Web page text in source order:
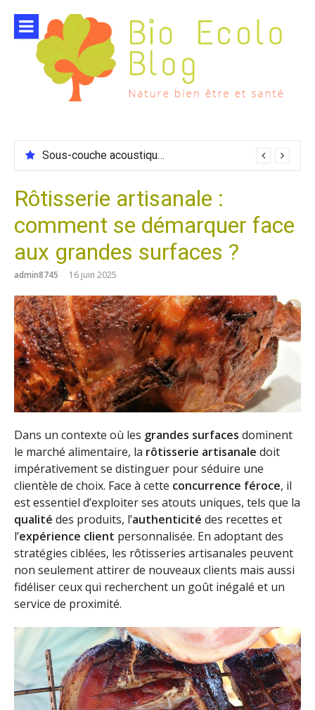
contenu
Sous-couche acoustique compatible chauffage sol
Rôtisserie artisanale :
comment se démarquer face
aux grandes surfaces ?
admin8745 16 juin 2025
Dans un contexte où les grandes surfaces dominent
le marché alimentaire, la rôtisserie artisanale doit
impérativement se distinguer pour séduire une
clientèle de choix. Face à cette concurrence féroce, il
est essentiel d’exploiter ses atouts uniques, tels que la
qualité des produits, l’authenticité des recettes et
l’expérience client personnalisée. En adoptant des
stratégies ciblées, les rôtisseries artisanales peuvent
non seulement attirer de nouveaux clients mais aussi
fidéliser ceux qui recherchent un goût inégalé et un
service de proximité.